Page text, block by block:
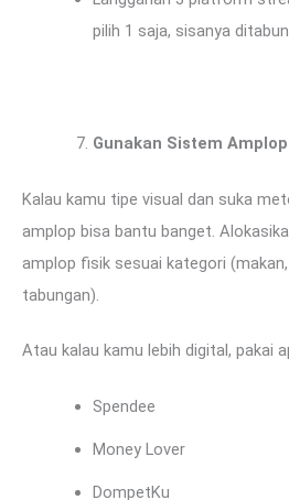
pilih 1 saja, sisanya
Gunakan Sistem
Kalau kamu tipe visual dan suka
amplop bisa bantu banget.
amplop fisik sesuai kategori
tabungan).
Atau kalau kamu lebih digital, pakai
Spendee
Money Lover
DompetKu